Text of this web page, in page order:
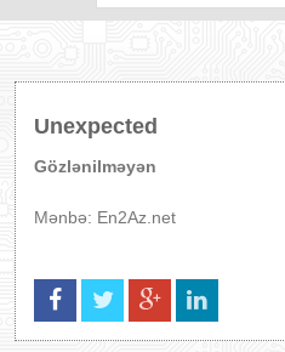
Unexpected
Gözlənilməyən
Mənbə: En2Az.net